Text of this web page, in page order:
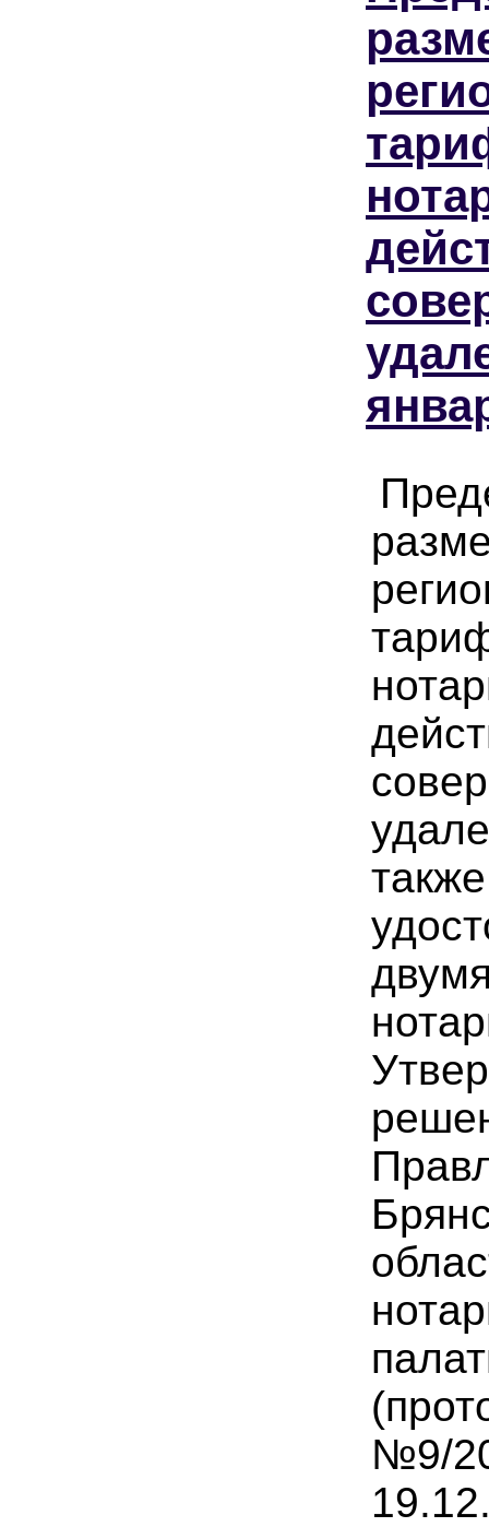
№9/